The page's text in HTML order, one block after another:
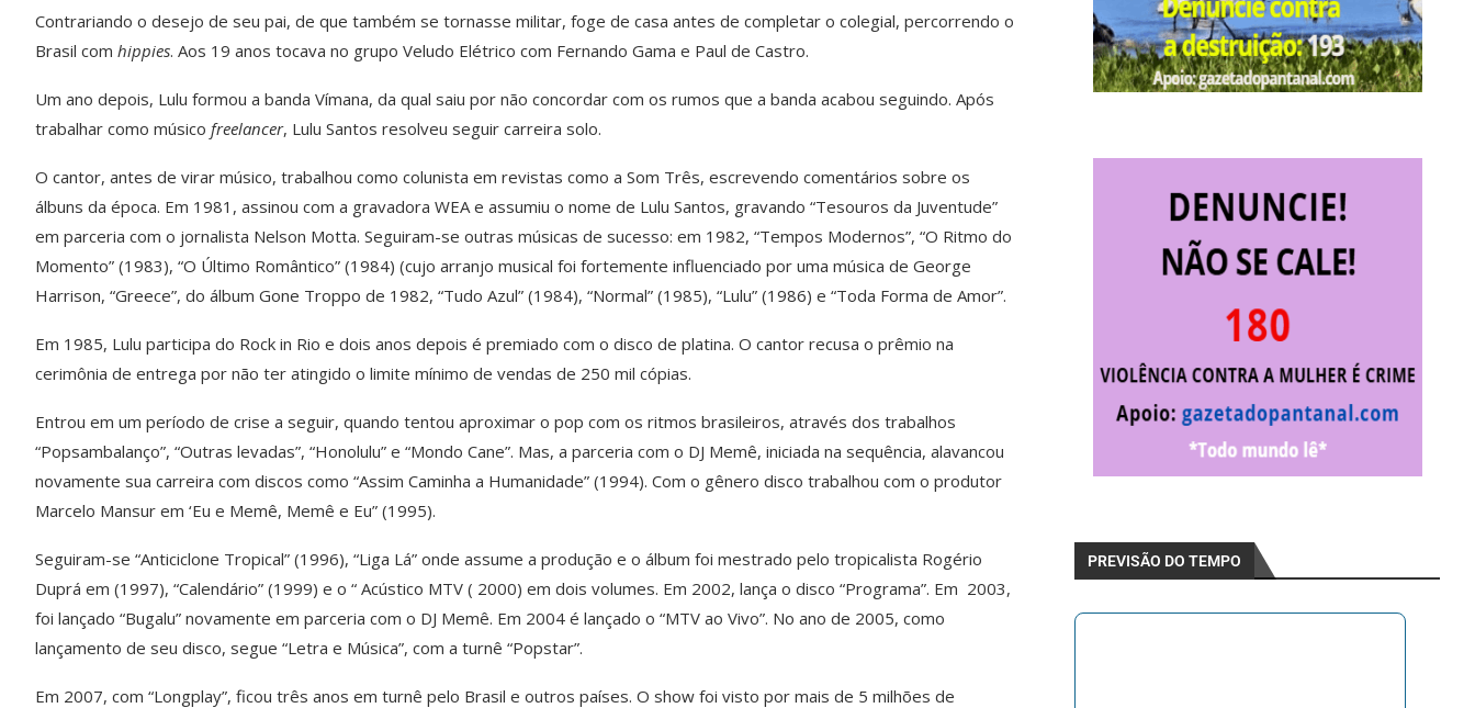
Contrariando o desejo de seu pai, de que também se tornasse militar, foge de casa antes de completar o colegial, percorrendo o
Brasil com hippies. Aos 19 anos tocava no grupo Veludo Elétrico com Fernando Gama e Paul de Castro.
Um ano depois, Lulu formou a banda Vímana, da qual saiu por não concordar com os rumos que a banda acabou seguindo. Após
trabalhar como músico freelancer, Lulu Santos resolveu seguir carreira solo.
O cantor, antes de virar músico, trabalhou como colunista em revistas como a Som Três, escrevendo comentários sobre os
álbuns da época. Em 1981, assinou com a gravadora WEA e assumiu o nome de Lulu Santos, gravando “Tesouros da Juventude”
em parceria com o jornalista Nelson Motta. Seguiram-se outras músicas de sucesso: em 1982, “Tempos Modernos”, “O Ritmo do
Momento” (1983), “O Último Romântico” (1984) (cujo arranjo musical foi fortemente influenciado por uma música de George
Harrison, “Greece”, do álbum Gone Troppo de 1982, “Tudo Azul” (1984), “Normal” (1985), “Lulu” (1986) e “Toda Forma de Amor”.
Em 1985, Lulu participa do Rock in Rio e dois anos depois é premiado com o disco de platina. O cantor recusa o prêmio na
cerimônia de entrega por não ter atingido o limite mínimo de vendas de 250 mil cópias.
Entrou em um período de crise a seguir, quando tentou aproximar o pop com os ritmos brasileiros, através dos trabalhos
“Popsambalanço”, “Outras levadas”, “Honolulu” e “Mondo Cane”. Mas, a parceria com o DJ Memê, iniciada na sequência, alavancou
novamente sua carreira com discos como “Assim Caminha a Humanidade” (1994). Com o gênero disco trabalhou com o produtor
Marcelo Mansur em ‘Eu e Memê, Memê e Eu” (1995).
Seguiram-se “Anticiclone Tropical” (1996), “Liga Lá” onde assume a produção e o álbum foi mestrado pelo tropicalista Rogério
Duprá em (1997), “Calendário” (1999) e o “ Acústico MTV ( 2000) em dois volumes. Em 2002, lança o disco “Programa”. Em 2003,
foi lançado “Bugalu” novamente em parceria com o DJ Memê. Em 2004 é lançado o “MTV ao Vivo”. No ano de 2005, como
lançamento de seu disco, segue “Letra e Música”, com a turnê “Popstar”.
Em 2007, com “Longplay”, ficou três anos em turnê pelo Brasil e outros países. O show foi visto por mais de 5 milhões de
PREVISÃO DO TEMPO